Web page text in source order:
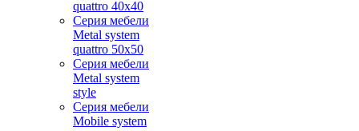
quattro 40x40
Серия мебели
Metal system
quattro 50x50
Серия мебели
Metal system
style
Серия мебели
Mobile system